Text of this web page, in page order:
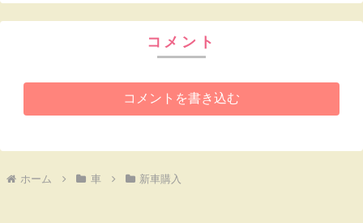
コメント
コメントを書き込む
ホーム 車 新車購入